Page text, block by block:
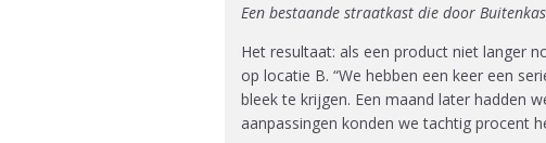
Een bestaande straatkast die door
Het resultaat: als een product niet langer
op locatie B. “We hebben een keer een
bleek te krijgen. Een maand later hadden
aanpassingen konden we tachtig procent